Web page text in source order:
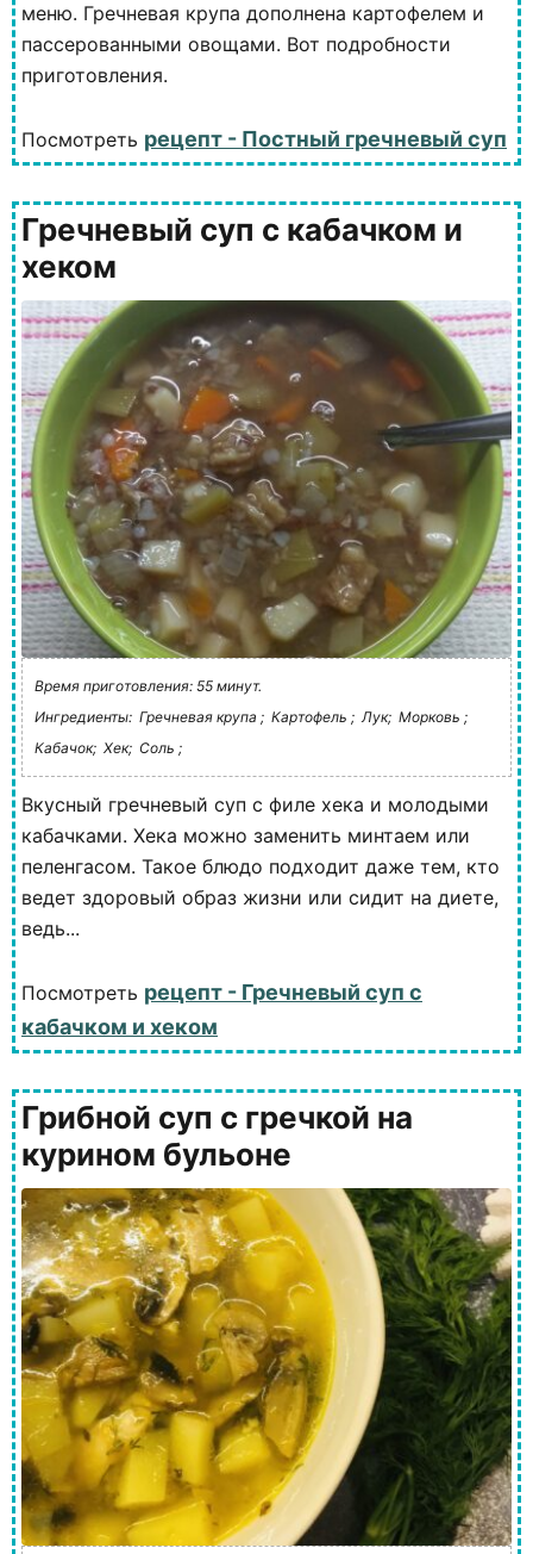
меню. Гречневая крупа дополнена картофелем и
пассерованными овощами. Вот подробности
приготовления.
Посмотреть рецепт - Постный гречневый суп
Гречневый суп с кабачком и
хеком
Время приготовления: 55 минут.
Ингредиенты: Гречневая крупа ; Картофель ; Лук; Морковь ;
Кабачок; Хек; Соль ;
Вкусный гречневый суп с филе хека и молодыми
кабачками. Хека можно заменить минтаем или
пеленгасом. Такое блюдо подходит даже тем, кто
ведет здоровый образ жизни или сидит на диете,
ведь...
Посмотреть рецепт - Гречневый суп с
кабачком и хеком
Грибной суп с гречкой на
курином бульоне